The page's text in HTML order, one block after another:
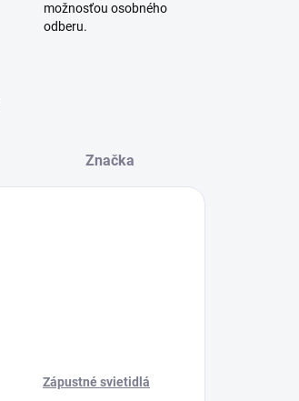
možnosťou osobného
odberu.
Značka
Zápustné svietidlá